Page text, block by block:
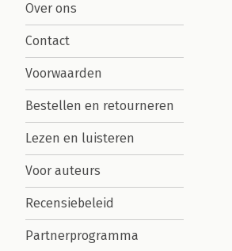
Over ons
Contact
Voorwaarden
Bestellen en retourneren
Lezen en luisteren
Voor auteurs
Recensiebeleid
Partnerprogramma